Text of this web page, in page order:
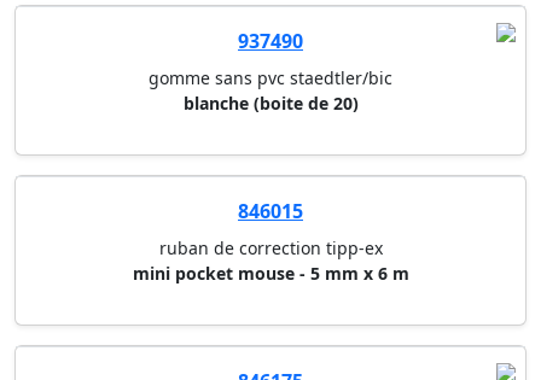
937490
gomme sans pvc staedtler/bic
blanche (boite de 20)
846015
ruban de correction tipp-ex
mini pocket mouse - 5 mm x 6 m